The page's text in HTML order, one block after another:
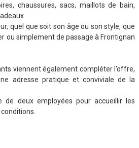
chaussures, sacs, maillots de bain,
quel que soit son âge ou son style, que
ou simplement de passage à Frontignan
viennent également compléter l’offre,
adresse pratique et conviviale de la
de deux employées pour accueillir les